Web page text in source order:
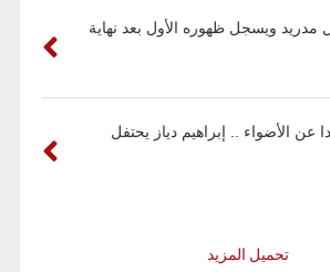
مدريد ويسجل ظهوره الأول بعد نهاية
عن الأضواء .. إبراهيم دياز يحتفل
تحميل المزيد